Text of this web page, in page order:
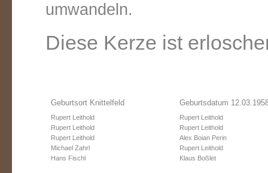
umwandeln.
Diese Kerze ist
Geburtsort Knittelfeld
Rupert Leithold
Rupert Leithold
Rupert Leithold
Michael Zahrl
Hans Fischl
Geburtsdatum
Rupert Leithold
Rupert Leithold
Alex Boian Perin
Rupert Leithold
Klaus Boßlet